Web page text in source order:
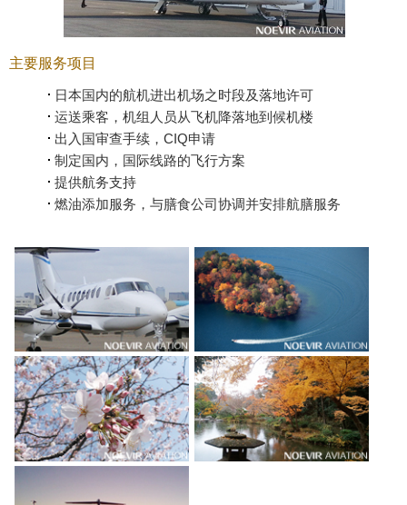
主要服务项目
日本国内的航机进出机场之时段及落地许可
运送乘客，机组人员从飞机降落地到候机楼
出入国审查手续，CIQ申请
制定国内，国际线路的飞行方案
提供航务支持
燃油添加服务，与膳食公司协调并安排航膳服务